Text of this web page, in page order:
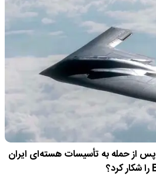
ناپدید شدن بمب‌افکن B-2 پس از حمله به تأسیسات هسته‌ای ایران